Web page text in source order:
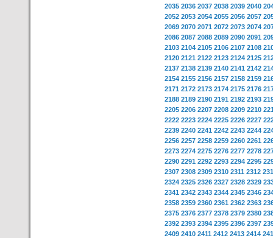
2035 2036 2037 2038 2039 2040
2052 2053 2054 2055 2056 2057
2069 2070 2071 2072 2073 2074
2086 2087 2088 2089 2090 2091
2103 2104 2105 2106 2107 2108
2120 2121 2122 2123 2124 2125
2137 2138 2139 2140 2141 2142
2154 2155 2156 2157 2158 2159
2171 2172 2173 2174 2175 2176
2188 2189 2190 2191 2192 2193
2205 2206 2207 2208 2209 2210
2222 2223 2224 2225 2226 2227
2239 2240 2241 2242 2243 2244
2256 2257 2258 2259 2260 2261
2273 2274 2275 2276 2277 2278
2290 2291 2292 2293 2294 2295
2307 2308 2309 2310 2311 2312
2324 2325 2326 2327 2328 2329
2341 2342 2343 2344 2345 2346
2358 2359 2360 2361 2362 2363
2375 2376 2377 2378 2379 2380
2392 2393 2394 2395 2396 2397
2409 2410 2411 2412 2413 2414